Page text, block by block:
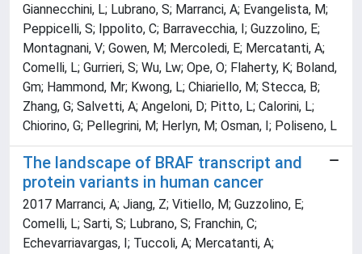
Giannecchini, L; Lubrano, S; Marranci, A; Evangelista, M;
Peppicelli, S; Ippolito, C; Barravecchia, I; Guzzolino, E;
Montagnani, V; Gowen, M; Mercoledi, E; Mercatanti, A;
Comelli, L; Gurrieri, S; Wu, Lw; Ope, O; Flaherty, K; Boland,
Gm; Hammond, Mr; Kwong, L; Chiariello, M; Stecca, B;
Zhang, G; Salvetti, A; Angeloni, D; Pitto, L; Calorini, L;
Chiorino, G; Pellegrini, M; Herlyn, M; Osman, I; Poliseno, L
The landscape of BRAF transcript and
protein variants in human cancer
2017 Marranci, A; Jiang, Z; Vitiello, M; Guzzolino, E;
Comelli, L; Sarti, S; Lubrano, S; Franchin, C;
Echevarriavargas, I; Tuccoli, A; Mercatanti, A;